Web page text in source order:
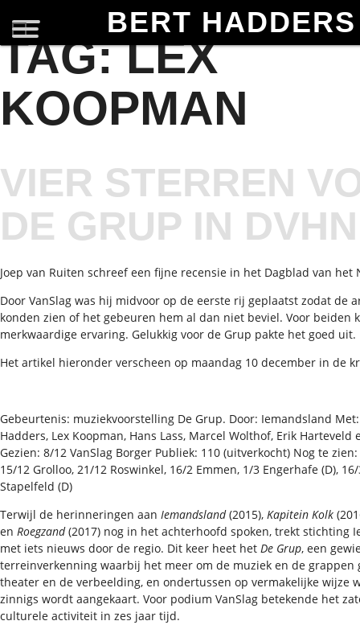
BERT HADDERS
TAG:LEX
KOOPMAN
VIER STERREN
DE GRUP IN DVHN
Joep van Ruiten schreef een fijne recensie in het Dagblad van het
Door VanSlag was hij midvoor op de eerste rij geplaatst zodat de
konden zien of het gebeuren hem al dan niet beviel. Voor beiden
merkwaardige ervaring. Gelukkig voor de Grup pakte het goed uit.
Het artikel hieronder verscheen op maandag 10 december in de
Gebeurtenis: muziekvoorstelling De Grup. Door: Iemandsland
Hadders, Lex Koopman, Hans Lass, Marcel Wolthof, Erik Harteveld
Gezien: 8/12 VanSlag Borger Publiek: 110 (uitverkocht) Nog te
15/12 Grolloo, 21/12 Roswinkel, 16/2 Emmen, 1/3 Engerhafe (D),
Stapelfeld (D)
Terwijl de herinneringen aan Iemandsland(2015), Kapitein Kolk
en Roegzand(2017) nog in het achterhoofd spoken, trekt stichting
met iets nieuws door de regio. Dit keer heet het De Grup, een
terreinverkenning waarbij het meer om de muziek en de grappen
theater en de verbeelding, en ondertussen op vermakelijke wijze
zinnigs wordt aangekaart. Voor podium VanSlag betekende het
culturele activiteit in zes jaar tijd.